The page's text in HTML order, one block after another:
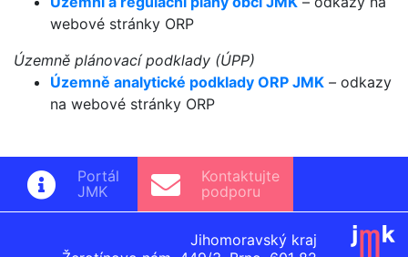
webové stránky ORP
Územně plánovací podklady (ÚPP)
Územně analytické podklady ORP JMK – odkazy
na webové stránky ORP
Portál
JMK
Kontaktujte
podporu
Jihomoravský kraj